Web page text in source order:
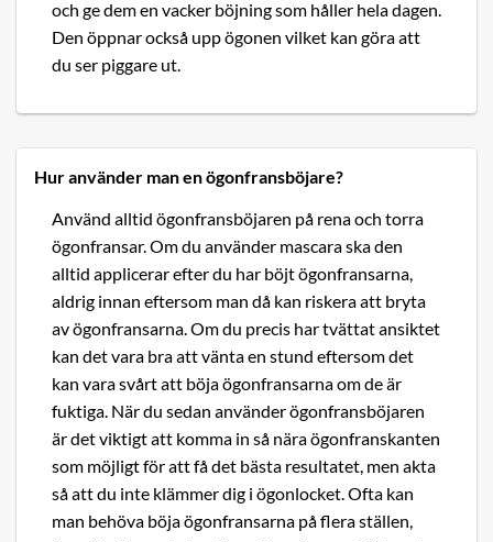
och ge dem en vacker böjning som håller hela dagen.
Den öppnar också upp ögonen vilket kan göra att
du ser piggare ut.
Hur använder man en ögonfransböjare?
Använd alltid ögonfransböjaren på rena och torra
ögonfransar. Om du använder mascara ska den
alltid applicerar efter du har böjt ögonfransarna,
aldrig innan eftersom man då kan riskera att bryta
av ögonfransarna. Om du precis har tvättat ansiktet
kan det vara bra att vänta en stund eftersom det
kan vara svårt att böja ögonfransarna om de är
fuktiga. När du sedan använder ögonfransböjaren
är det viktigt att komma in så nära ögonfranskanten
som möjligt för att få det bästa resultatet, men akta
så att du inte klämmer dig i ögonlocket. Ofta kan
man behöva böja ögonfransarna på flera ställen,